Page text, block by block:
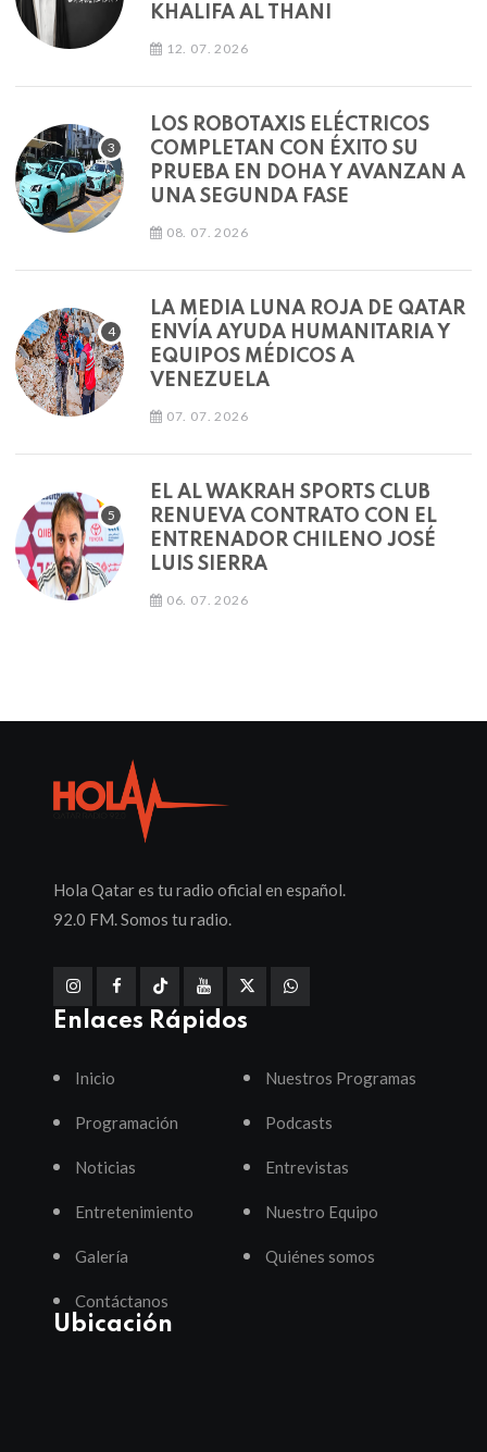
KHALIFA AL THANI
12. 07. 2026
LOS ROBOTAXIS ELÉCTRICOS
COMPLETAN CON ÉXITO SU
PRUEBA EN DOHA Y AVANZAN A
UNA SEGUNDA FASE
08. 07. 2026
LA MEDIA LUNA ROJA DE QATAR
ENVÍA AYUDA HUMANITARIA Y
EQUIPOS MÉDICOS A
VENEZUELA
07. 07. 2026
EL AL WAKRAH SPORTS CLUB
RENUEVA CONTRATO CON EL
ENTRENADOR CHILENO JOSÉ
LUIS SIERRA
06. 07. 2026
Hola Qatar es tu radio oficial en español.
92.0 FM. Somos tu radio.
Enlaces Rápidos
Inicio Nuestros Programas
Programación Podcasts
Noticias Entrevistas
Entretenimiento Nuestro Equipo
Galería Quiénes somos
Contáctanos
Ubicación